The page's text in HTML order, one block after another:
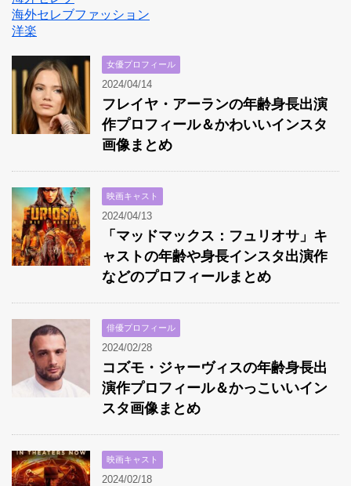
海外セレブファッション
洋楽
女優プロフィール
2024/04/14
フレイヤ・アーランの年齢身長出演
作プロフィール＆かわいいインスタ
画像まとめ
映画キャスト
2024/04/13
「マッドマックス：フュリオサ」キ
ャストの年齢や身長インスタ出演作
などのプロフィールまとめ
俳優プロフィール
2024/02/28
コズモ・ジャーヴィスの年齢身長出
演作プロフィール＆かっこいいイン
スタ画像まとめ
映画キャスト
2024/02/18